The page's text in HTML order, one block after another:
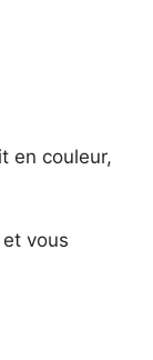
en couleur,
vous